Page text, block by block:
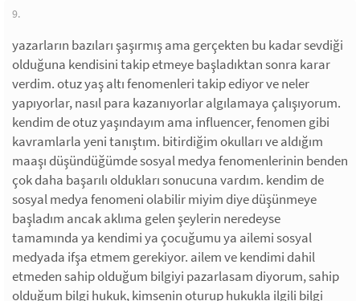
9.
yazarların bazıları şaşırmış ama gerçekten bu kadar sevdiği
olduğuna kendisini takip etmeye başladıktan sonra karar
verdim. otuz yaş altı fenomenleri takip ediyor ve neler
yapıyorlar, nasıl para kazanıyorlar algılamaya çalışıyorum.
kendim de otuz yaşındayım ama influencer, fenomen gibi
kavramlarla yeni tanıştım. bitirdiğim okulları ve aldığım
maaşı düşündüğümde sosyal medya fenomenlerinin benden
çok daha başarılı oldukları sonucuna vardım. kendim de
sosyal medya fenomeni olabilir miyim diye düşünmeye
başladım ancak aklıma gelen şeylerin neredeyse
tamamında ya kendimi ya çocuğumu ya ailemi sosyal
medyada ifşa etmem gerekiyor. ailem ve kendimi dahil
etmeden sahip olduğum bilgiyi pazarlasam diyorum, sahip
olduğum bilgi hukuk, kimsenin oturup hukukla ilgili bilgi